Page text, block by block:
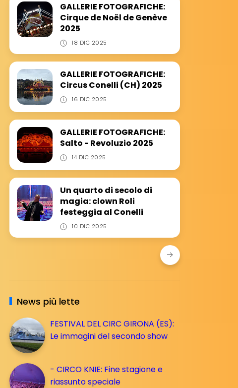
GALLERIE FOTOGRAFICHE:
Cirque de Noël de Genève
2025
18 DIC 2025
GALLERIE FOTOGRAFICHE:
Circus Conelli (CH) 2025
16 DIC 2025
GALLERIE FOTOGRAFICHE:
Salto - Revoluzio 2025
14 DIC 2025
Un quarto di secolo di
magia: clown Roli
festeggia al Conelli
10 DIC 2025
News più lette
FESTIVAL DEL CIRC GIRONA (ES):
Le immagini del secondo show
- CIRCO KNIE: Fine stagione e
riassunto speciale